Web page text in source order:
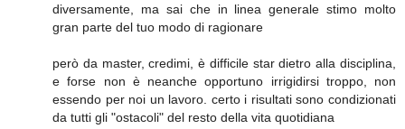
diversamente, ma sai che in linea generale stimo molto
gran parte del tuo modo di ragionare
però da master, credimi, è difficile star dietro alla disciplina,
e forse non è neanche opportuno irrigidirsi troppo, non
essendo per noi un lavoro. certo i risultati sono condizionati
da tutti gli "ostacoli" del resto della vita quotidiana